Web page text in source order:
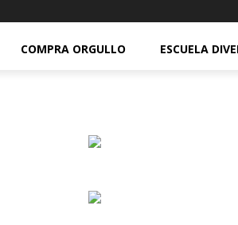
COMPRA ORGULLO ESCUELA